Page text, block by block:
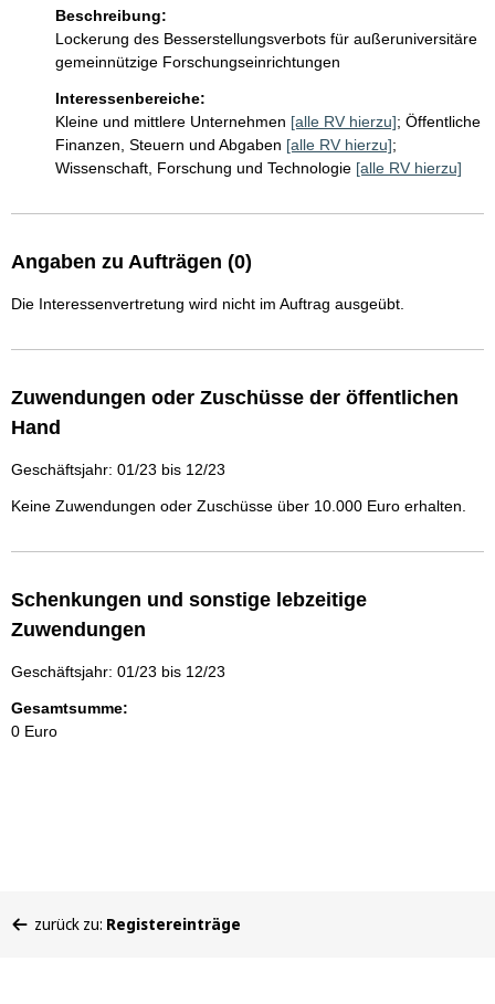
Beschreibung:
Lockerung des Besserstellungsverbots für außeruniversitäre
gemeinnützige Forschungseinrichtungen
Interessenbereiche:
Kleine und mittlere Unternehmen [alle RV hierzu]; Öffentliche
Finanzen, Steuern und Abgaben [alle RV hierzu];
Wissenschaft, Forschung und Technologie [alle RV hierzu]
Angaben zu Aufträgen (0)
Die Interessenvertretung wird nicht im Auftrag ausgeübt.
Zuwendungen oder Zuschüsse der öffentlichen
Hand
Geschäftsjahr: 01/23 bis 12/23
Keine Zuwendungen oder Zuschüsse über 10.000 Euro erhalten.
Schenkungen und sonstige lebzeitige
Zuwendungen
Geschäftsjahr: 01/23 bis 12/23
Gesamtsumme:
0 Euro
befinden
zurück zu: Registereinträge